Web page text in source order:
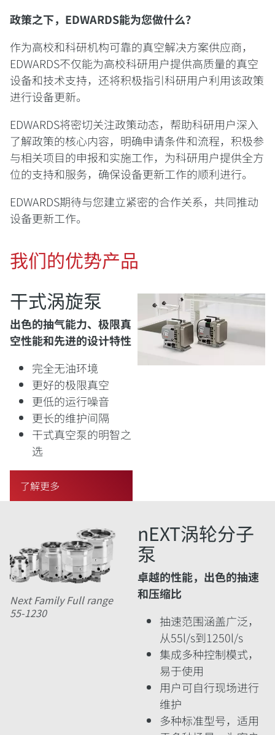
政策之下，EDWARDS能为您做什么？
作为高校和科研机构可靠的真空解决方案供应商，
EDWARDS不仅能为高校科研用户提供高质量的真空
设备和技术支持，还将积极指引科研用户利用该政策
进行设备更新。
EDWARDS将密切关注政策动态，帮助科研用户深入
了解政策的核心内容，明确申请条件和流程，积极参
与相关项目的申报和实施工作，为科研用户提供全方
位的支持和服务，确保设备更新工作的顺利进行。
EDWARDS期待与您建立紧密的合作关系，共同推动
设备更新工作。
我们的优势产品
干式涡旋泵
出色的抽气能力、极限真
空性能和先进的设计特性
完全无油环境
更好的极限真空
更低的运行噪音
更长的维护间隔
干式真空泵的明智之
选
了解更多
Next Family Full range
55-1230
nEXT涡轮分子
泵
卓越的性能，出色的抽速
和压缩比
抽速范围涵盖广泛，
从55l/s到1250l/s
集成多种控制模式，
易于使用
用户可自行现场进行
维护
多种标准型号，适用